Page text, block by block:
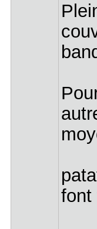
font